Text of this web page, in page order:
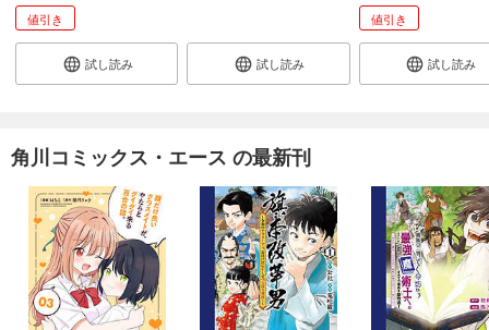
値引き
試し読み 試し読み
値引き
試し読み
角川コミックス・エース の最新刊